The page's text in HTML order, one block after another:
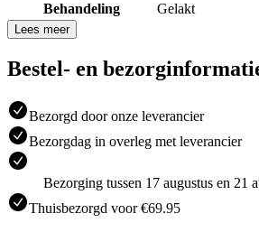
Behandeling
Gelakt
Lees meer
Bestel- en
Bezorgd door onze leverancier
Bezorgdag in overleg met leverancier
Bezorging tussen 17 augustus en 21
Thuisbezorgd voor €69.95